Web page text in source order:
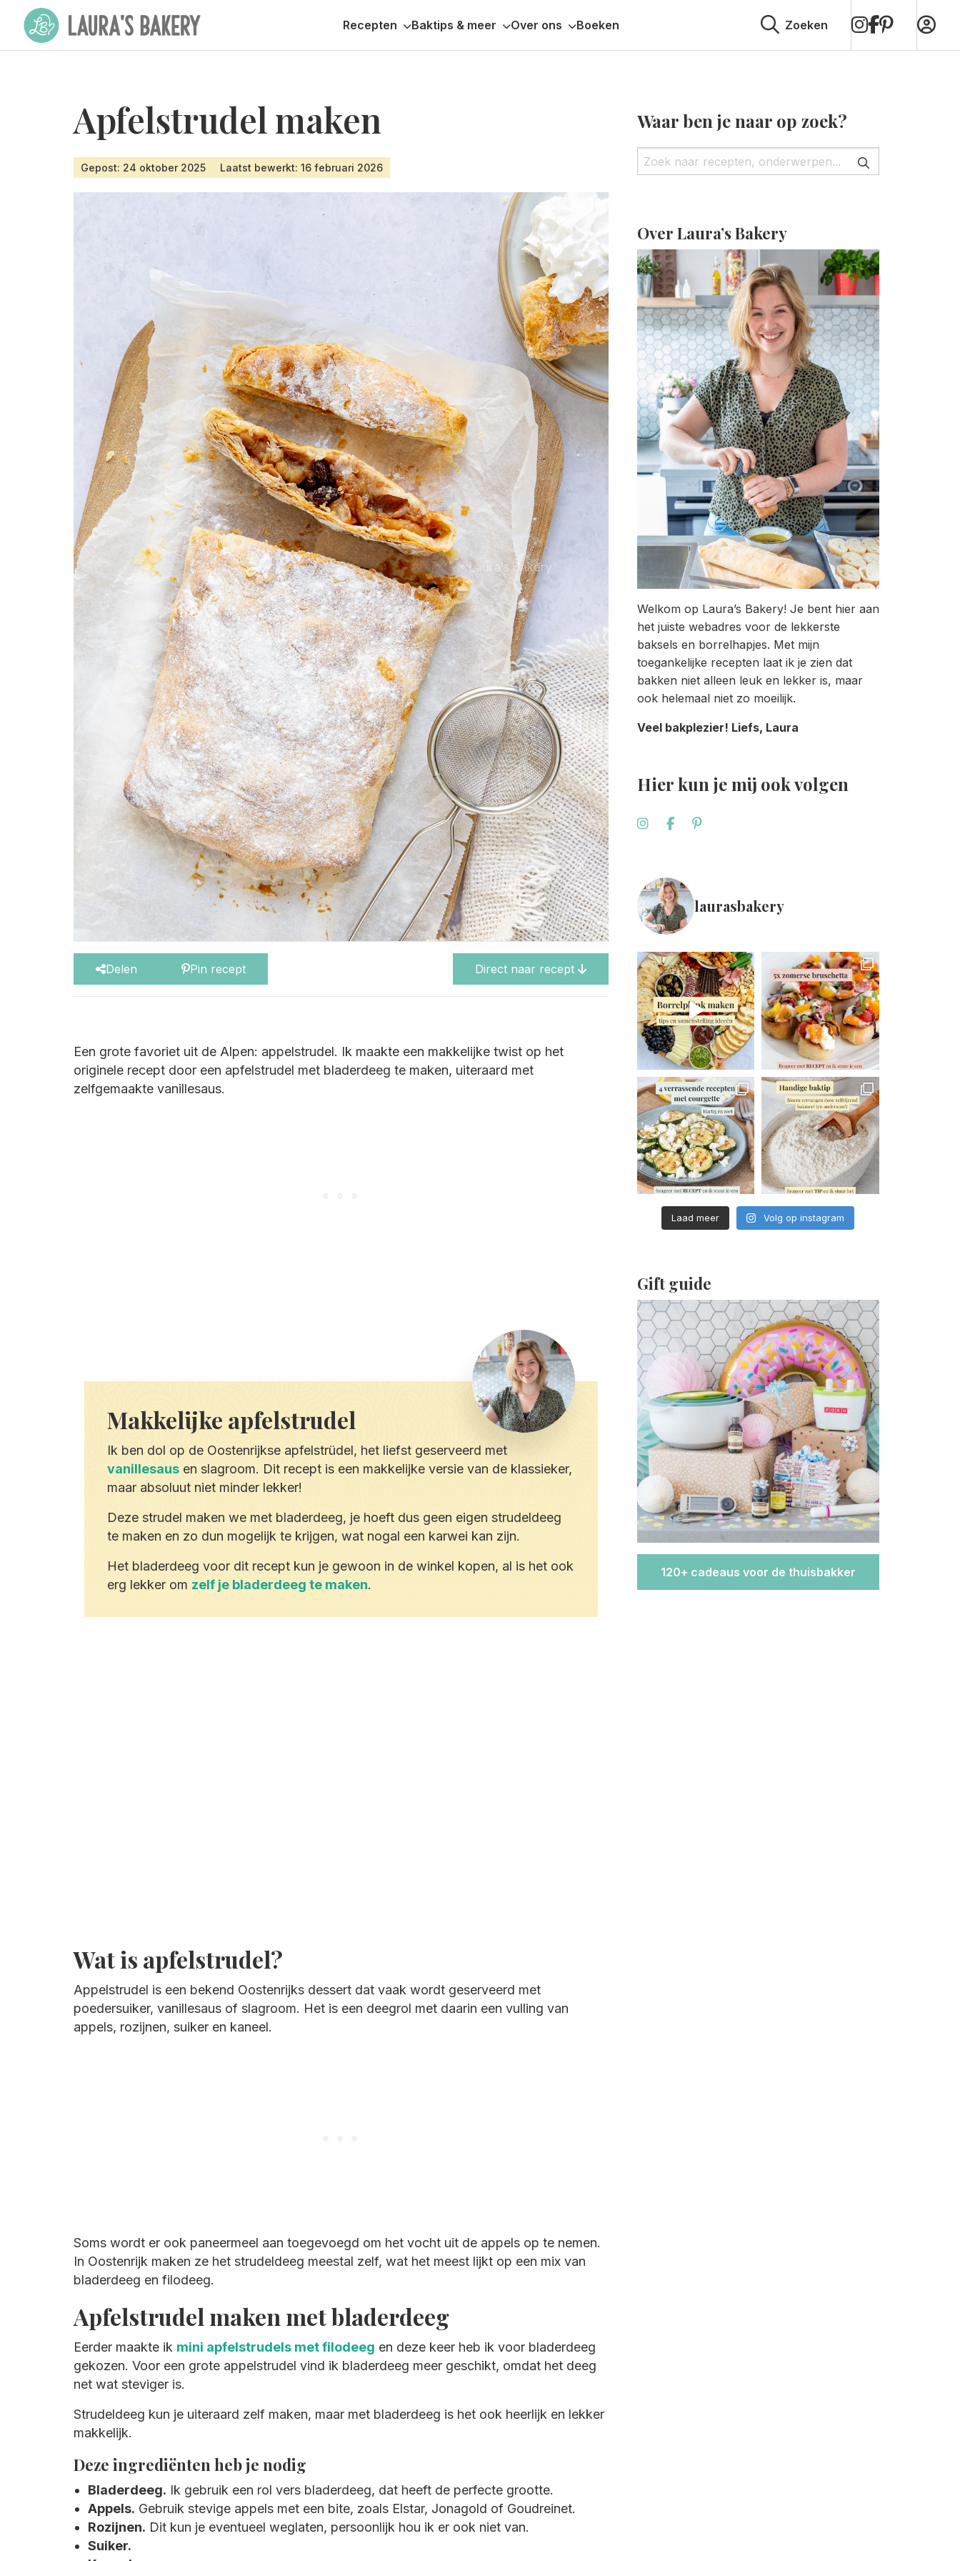
Recepten Baktips & meer Over ons Boeken Zoeken
op
Instagram
op
Facebook
op
Pinterest
Apfelstrudel maken
Gepost: 24 oktober 2025 Laatst bewerkt: 16 februari 2026
Delen Pin recept Direct naar recept
Een grote favoriet uit de Alpen: appelstrudel. Ik maakte een makkelijke twist op het
originele recept door een apfelstrudel met bladerdeeg te maken, uiteraard met
zelfgemaakte vanillesaus.
Makkelijke apfelstrudel
Ik ben dol op de Oostenrijkse apfelstrüdel, het liefst geserveerd met
vanillesaus en slagroom. Dit recept is een makkelijke versie van de klassieker,
maar absoluut niet minder lekker!
Deze strudel maken we met bladerdeeg, je hoeft dus geen eigen strudeldeeg
te maken en zo dun mogelijk te krijgen, wat nogal een karwei kan zijn.
Het bladerdeeg voor dit recept kun je gewoon in de winkel kopen, al is het ook
erg lekker om zelf je bladerdeeg te maken.
Wat is apfelstrudel?
Appelstrudel is een bekend Oostenrijks dessert dat vaak wordt geserveerd met
poedersuiker, vanillesaus of slagroom. Het is een deegrol met daarin een vulling van
appels, rozijnen, suiker en kaneel.
Soms wordt er ook paneermeel aan toegevoegd om het vocht uit de appels op te nemen.
In Oostenrijk maken ze het strudeldeeg meestal zelf, wat het meest lijkt op een mix van
bladerdeeg en filodeeg.
Apfelstrudel maken met bladerdeeg
Eerder maakte ik mini apfelstrudels met filodeeg en deze keer heb ik voor bladerdeeg
gekozen. Voor een grote appelstrudel vind ik bladerdeeg meer geschikt, omdat het deeg
net wat steviger is.
Strudeldeeg kun je uiteraard zelf maken, maar met bladerdeeg is het ook heerlijk en lekker
makkelijk.
Deze ingrediënten heb je nodig
Bladerdeeg. Ik gebruik een rol vers bladerdeeg, dat heeft de perfecte grootte.
Appels. Gebruik stevige appels met een bite, zoals Elstar, Jonagold of Goudreinet.
Rozijnen. Dit kun je eventueel weglaten, persoonlijk hou ik er ook niet van.
Suiker.
Waar ben je naar op zoek?
Over Laura’s Bakery
Welkom op Laura’s Bakery! Je bent hier aan
het juiste webadres voor de lekkerste
baksels en borrelhapjes. Met mijn
toegankelijke recepten laat ik je zien dat
bakken niet alleen leuk en lekker is, maar
ook helemaal niet zo moeilijk.
Veel bakplezier! Liefs, Laura
Hier kun je mij ook volgen
laurasbakery
Laad meer Volg op instagram
Gift guide
120+ cadeaus voor de thuisbakker